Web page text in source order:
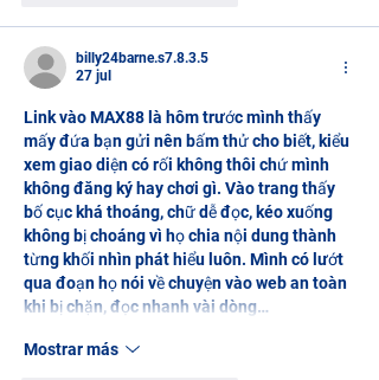
billy24barne.s7.8.3.5
27 jul
Link vào MAX88 là hôm trước mình thấy
mấy đứa bạn gửi nên bấm thử cho biết, kiểu
xem giao diện có rối không thôi chứ mình
không đăng ký hay chơi gì. Vào trang thấy
bố cục khá thoáng, chữ dễ đọc, kéo xuống
không bị choáng vì họ chia nội dung thành
từng khối nhìn phát hiểu luôn. Mình có lướt
qua đoạn họ nói về chuyện vào web an toàn
khi bị chặn, đọc nhanh vài dòng…
Mostrar más